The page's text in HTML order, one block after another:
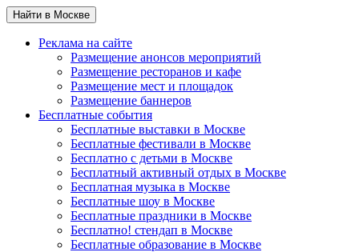
Найти в Москве
Реклама на сайте
Размещение анонсов мероприятий
Размещение ресторанов и кафе
Размещение мест и площадок
Размещение баннеров
Бесплатные события
Бесплатные выставки в Москве
Бесплатные фестивали в Москве
Бесплатно с детьми в Москве
Бесплатный активный отдых в Москве
Бесплатная музыка в Москве
Бесплатные шоу в Москве
Бесплатные праздники в Москве
Бесплатно! стендап в Москве
Бесплатные образование в Москве